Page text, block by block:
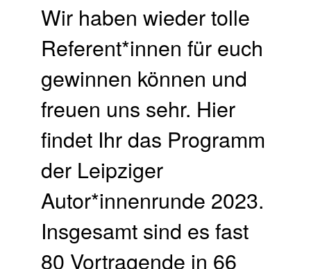
Wir haben wieder tolle
Referent*innen für euch
gewinnen können und
freuen uns sehr. Hier
findet Ihr das Programm
der Leipziger
Autor*innenrunde 2023.
Insgesamt sind es fast
80 Vortragende in 66